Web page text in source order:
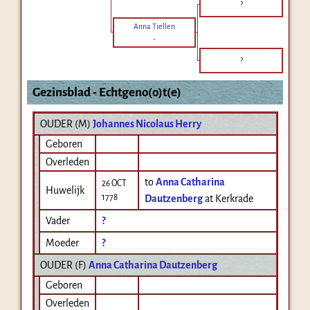
?
Anna Tiellen
-
?
Gezinsblad - Echtgeno(o)t(e)
OUDER (M) Johannes Nicolaus Herry
Geboren
Overleden
Huwelijk
26 OCT
1778
toAnna Catharina
Dautzenberg at Kerkrade
Vader
?
Moeder
?
OUDER (F) Anna Catharina Dautzenberg
Geboren
Overleden